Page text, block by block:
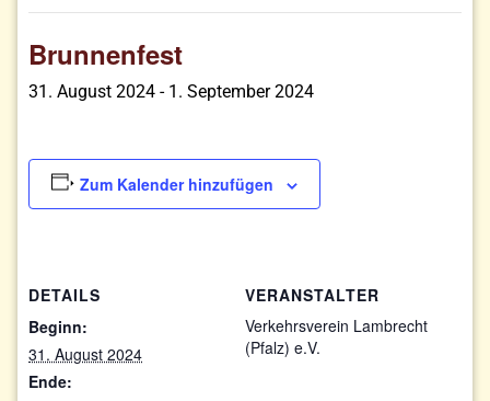
Brunnenfest
31. August 2024 - 1. September 2024
Zum Kalender hinzufügen
DETAILS
Beginn:
31. August 2024
Ende:
VERANSTALTER
Verkehrsverein Lambrecht
(Pfalz) e.V.